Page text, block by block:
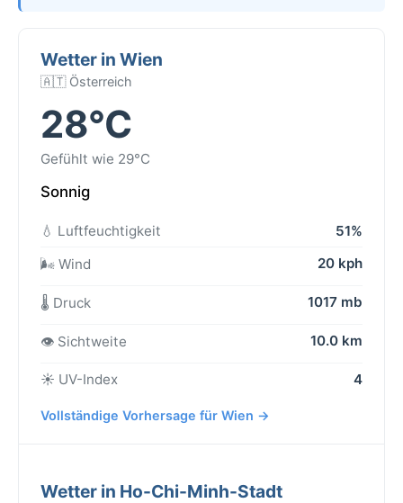
Wetter in Wien
🇦🇹 Österreich
28°C
Gefühlt wie 29°C
Sonnig
💧 Luftfeuchtigkeit
51%
🌬️ Wind
20 kph
🌡️ Druck 1017 mb
👁️ Sichtweite 10.0 km
☀️ UV-Index 4
Vollständige Vorhersage für Wien →
Wetter in Ho-Chi-Minh-Stadt